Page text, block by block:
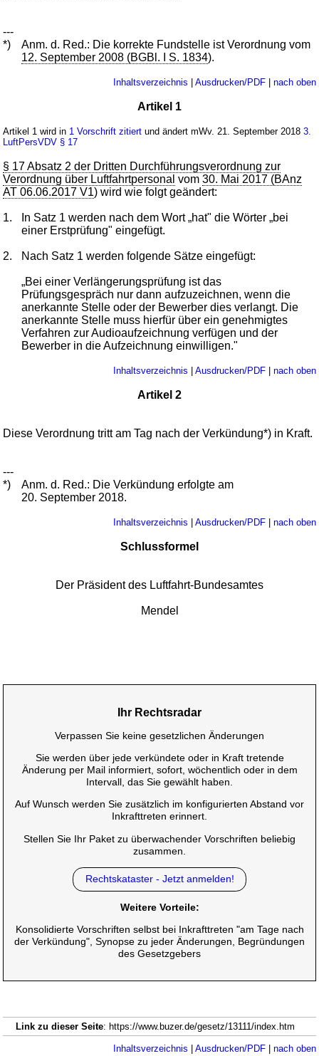
---
*)
Anm. d. Red.: Die korrekte Fundstelle ist Verordnung vom
12. September 2008 (BGBl. I S. 1834).
Inhaltsverzeichnis | Ausdrucken/PDF| nach oben
Artikel 1
Artikel 1 wird in 1 Vorschrift zitiert und ändert mWv. 21. September 20183.
LuftPersVDV § 17
§ 17 Absatz 2 der Dritten Durchführungsverordnung zur
Verordnung über Luftfahrtpersonal vom30. Mai 2017 (BAnz
AT 06.06.2017 V1) wird wie folgt geändert:
1.
In Satz 1 werden nach dem Wort „hat" die Wörter „bei
einer Erstprüfung" eingefügt.
2. Nach Satz 1 werden folgende Sätze eingefügt:
„Bei einer Verlängerungsprüfung ist das
Prüfungsgespräch nur dann aufzuzeichnen, wenn die
anerkannte Stelle oder der Bewerber dies verlangt. Die
anerkannte Stelle muss hierfür über ein genehmigtes
Verfahren zur Audioaufzeichnung verfügen und der
Bewerber in die Aufzeichnung einwilligen."
Inhaltsverzeichnis | Ausdrucken/PDF| nach oben
Artikel 2
Diese Verordnung tritt am Tag nach der Verkündung*) in Kraft.
---
*)
Anm. d. Red.: Die Verkündung erfolgte am
20. September 2018.
Inhaltsverzeichnis | Ausdrucken/PDF| nach oben
Schlussformel
Der Präsident des Luftfahrt-Bundesamtes
Mendel
Ihr Rechtsradar
Verpassen Sie keine gesetzlichen Änderungen
Sie werden über jede verkündete oder in Kraft tretende
Änderung per Mail informiert, sofort, wöchentlich oder in dem
Intervall, das Sie gewählt haben.
Auf Wunsch werden Sie zusätzlich im konfigurierten Abstand vor
Inkrafttreten erinnert.
Stellen Sie Ihr Paket zu überwachender Vorschriften beliebig
zusammen.
Rechtskataster - Jetzt anmelden!
Weitere Vorteile:
Konsolidierte Vorschriften selbst bei Inkrafttreten "am Tage nach
der Verkündung", Synopse zu jeder Änderungen, Begründungen
des Gesetzgebers
Link zu dieser Seite: https://www.buzer.de/gesetz/13111/index.htm
Inhaltsverzeichnis Ausdrucken/PDF| nach oben